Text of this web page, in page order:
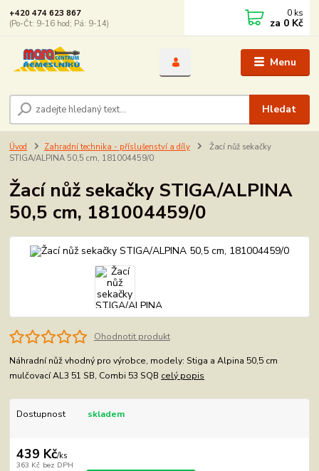
Menu
Hledat
+420 474 623 867
(Po-Čt: 9-16 hod; Pá: 9-14)
0 ks
za 0 Kč
Úvod Zahradní technika - příslušenství a díly
Žací nůž sekačky
STIGA/ALPINA 50,5 cm, 181004459/0
Žací nůž sekačky STIGA/ALPINA
50,5 cm, 181004459/0
Ohodnotit produkt
Náhradní nůž vhodný pro výrobce, modely: Stiga a Alpina 50,5 cm
mulčovací AL3 51 SB, Combi 53 SQB celý popis
Dostupnost skladem
439 Kč/ks
363 Kč bez DPH